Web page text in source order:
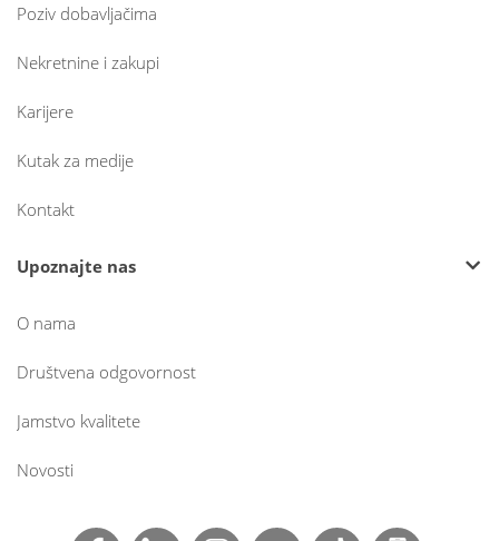
Poziv dobavljačima
Nekretnine i zakupi
Karijere
Kutak za medije
Kontakt
Upoznajte nas
O nama
Društvena odgovornost
Jamstvo kvalitete
Novosti